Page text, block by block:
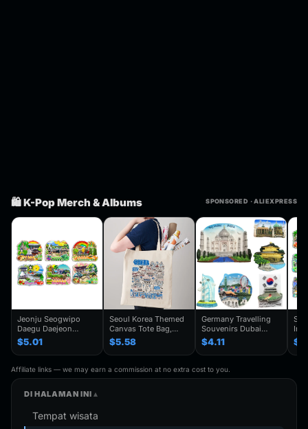
🛍️ K-Pop Merch & Albums SPONSORED · ALIEXPRESS
Jeonju Seogwipo
Daegu Daejeon
Chuncheon Andong
South Korea Fridge
Magnet Travel
Souvenir Gift
Handmade Decorative
$5.01
Seoul Korea Themed
Canvas Tote Bag,
Seoul Souvenir Gift,
Seoul City Shoulder
Bag For
Traveler,Trendy
Folding Shoulder Bag
$5.58
Germany Travelling
Souvenirs Dubai
Kuwait Fridge
Stickers Japan
Shanghai Korea
Finland Mauritius
Fridge Magnets
$4.11
Affiliate links — we may earn a commission at no extra cost to you.
DI HALAMAN INI
Tempat wisata